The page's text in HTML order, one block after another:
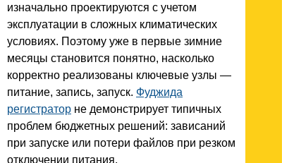
изначально проектируются с учетом
эксплуатации в сложных климатических
условиях. Поэтому уже в первые зимние
месяцы становится понятно, насколько
корректно реализованы ключевые узлы —
питание, запись, запуск. Фуджида
регистратор не демонстрирует типичных
проблем бюджетных решений: зависаний
при запуске или потери файлов при резком
отключении питания.